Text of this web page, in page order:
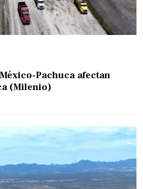
Pachuca afectan
(Milenio)